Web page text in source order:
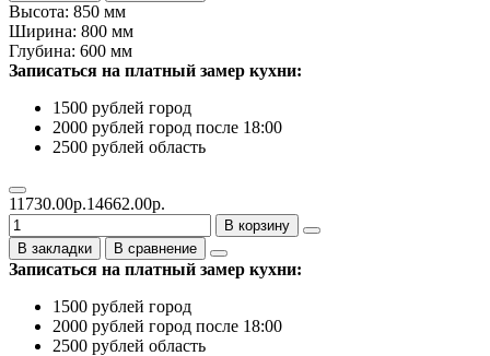
Высота: 850 мм
Ширина: 800 мм
Глубина: 600 мм
Записаться на платный замер кухни:
1500 рублей город
2000 рублей город после 18:00
2500 рублей область
11730.00р.14662.00р.
В корзину
В закладки
В сравнение
Записаться на платный замер кухни:
1500 рублей город
2000 рублей город после 18:00
2500 рублей область